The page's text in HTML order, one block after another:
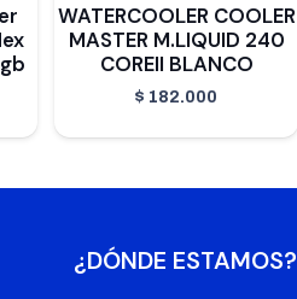
WATERCOOLER COOLER
MASTER M.LIQUID 240
COREII BLANCO
$ 182.000
¿DÓNDE ESTAMOS?